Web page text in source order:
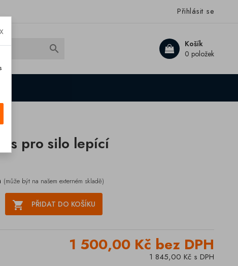
Přihlásit se
Košík
0 položek

pro silo lepící
(může být na našem externém skladě)
 PŘIDAT DO KOŠÍKU
1 500,00 Kč bez DPH
1 845,00 Kč s DPH
x